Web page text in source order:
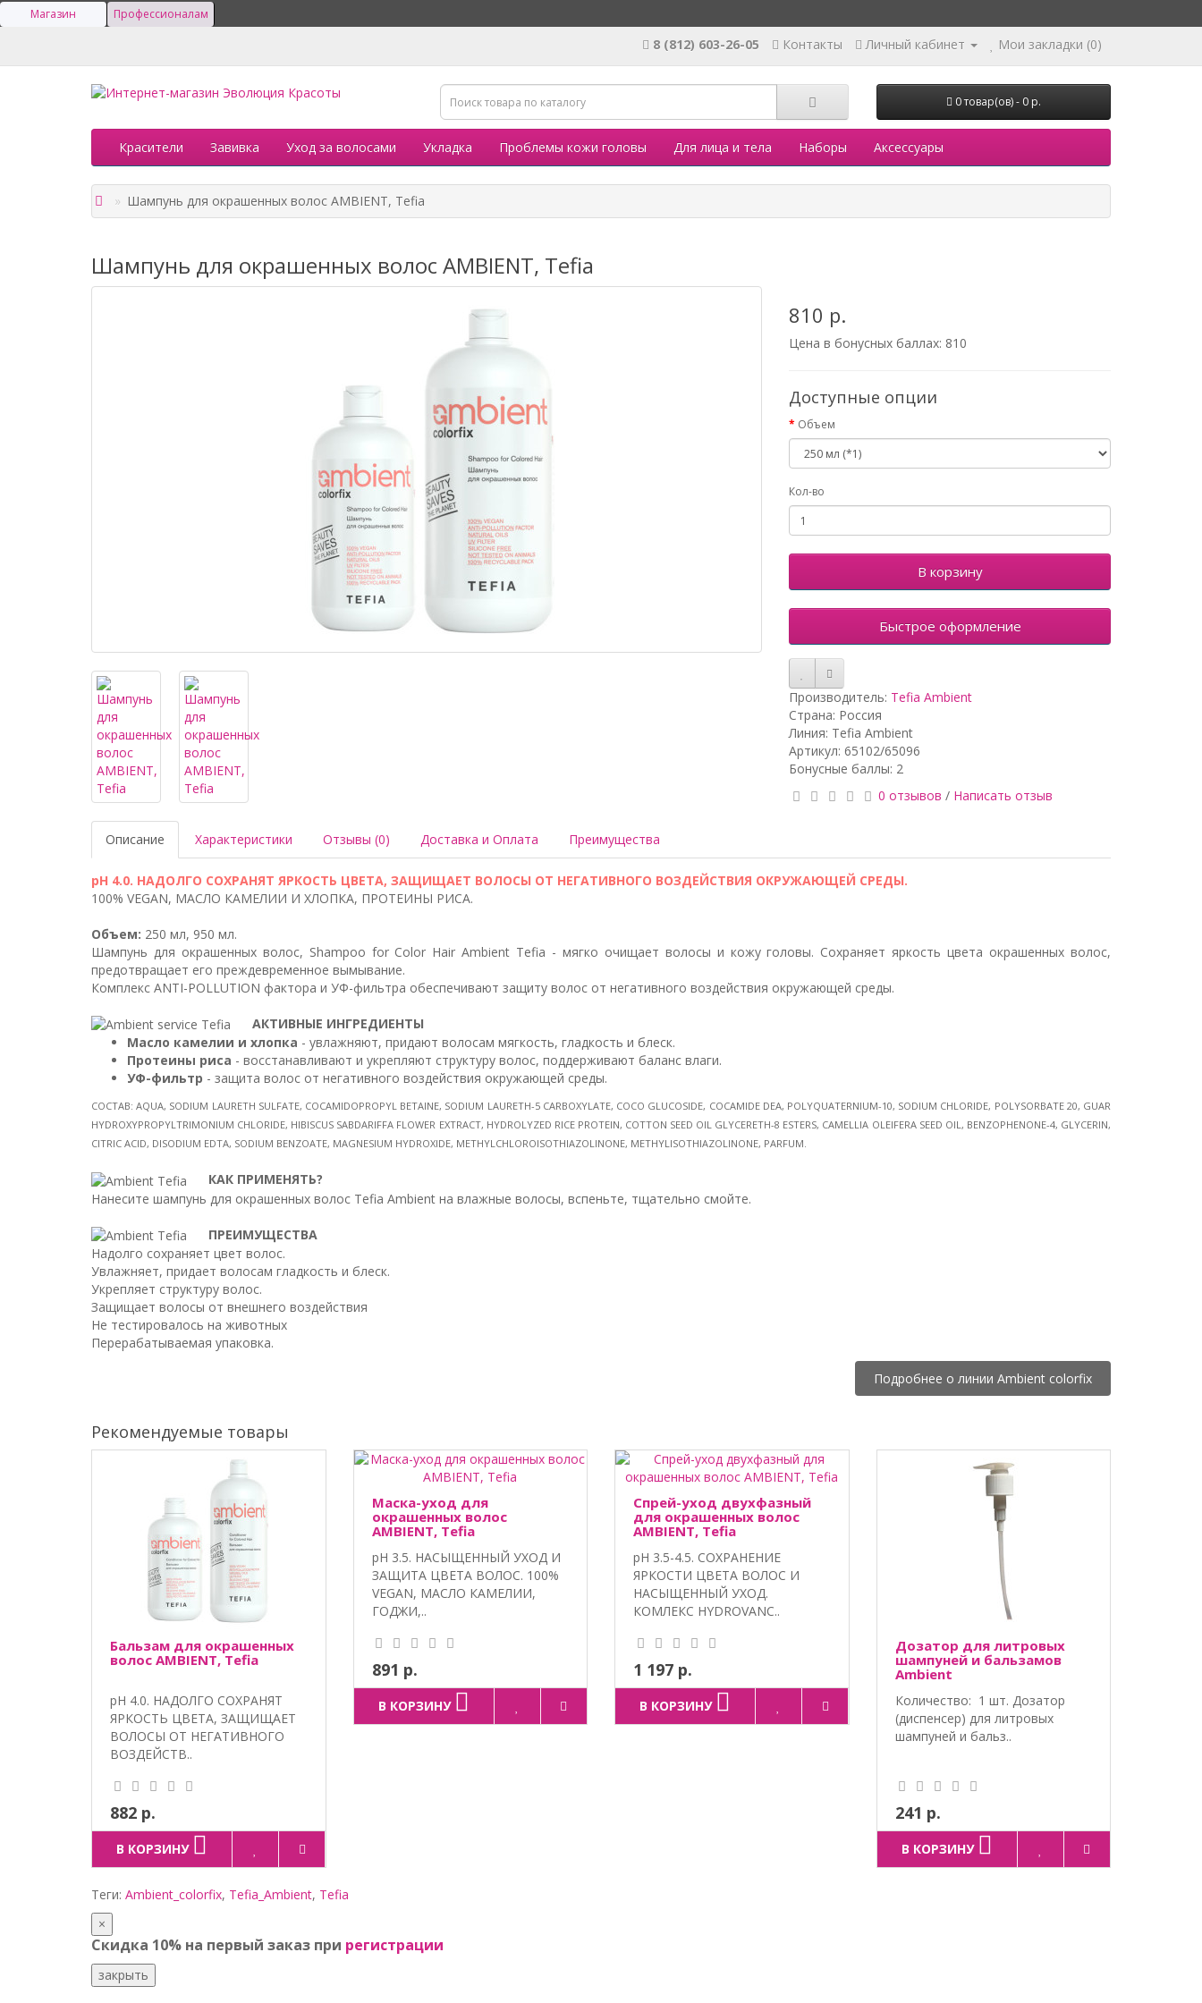
Магазин Профессионалам
8 (812) 603-26-05 Контакты Личный кабинет Мои закладки (0)
0 товар(ов) - 0 р.
Красители Завивка Уход за волосами Укладка Проблемы кожи головы Для лица и тела Наборы Аксессуары
Шампунь для окрашенных волос AMBIENT, Tefia
Шампунь для окрашенных волос AMBIENT, Tefia
810 р.
Цена в бонусных баллах: 810
Доступные опции
Объем
Кол-во
В корзину
Быстрое оформление
Производитель: Tefia Ambient
Страна: Россия
Линия: Tefia Ambient
Артикул: 65102/65096
Бонусные баллы: 2
0 отзывов / Написать отзыв
Описание Характеристики Отзывы (0) Доставка и Оплата Преимущества
pH 4.0. НАДОЛГО СОХРАНЯТ ЯРКОСТЬ ЦВЕТА, ЗАЩИЩАЕТ ВОЛОСЫ ОТ НЕГАТИВНОГО ВОЗДЕЙСТВИЯ ОКРУЖАЮЩЕЙ СРЕДЫ.
100% VEGAN, МАСЛО КАМЕЛИИ И ХЛОПКА, ПРОТЕИНЫ РИСА.
Объем: 250 мл, 950 мл.
Шампунь для окрашенных волос, Shampoo for Color Hair Ambient Tefia - мягко очищает волосы и кожу головы. Сохраняет яркость цвета окрашенных волос,
предотвращает его преждевременное вымывание.
Комплекс ANTI-POLLUTION фактора и УФ-фильтра обеспечивают защиту волос от негативного воздействия окружающей среды.
АКТИВНЫЕ ИНГРЕДИЕНТЫ
Масло камелии и хлопка - увлажняют, придают волосам мягкость, гладкость и блеск.
Протеины риса - восстанавливают и укрепляют структуру волос, поддерживают баланс влаги.
УФ-фильтр - защита волос от негативного воздействия окружающей среды.
СОСТАВ: AQUA, SODIUM LAURETH SULFATE, COCAMIDOPROPYL BETAINE, SODIUM LAURETH-5 CARBOXYLATE, COCO GLUCOSIDE, COCAMIDE DEA, POLYQUATERNIUM-10, SODIUM CHLORIDE, POLYSORBATE 20, GUAR
HYDROXYPROPYLTRIMONIUM CHLORIDE, HIBISCUS SABDARIFFA FLOWER EXTRACT, HYDROLYZED RICE PROTEIN, COTTON SEED OIL GLYCERETH-8 ESTERS, CAMELLIA OLEIFERA SEED OIL, BENZOPHENONE-4, GLYCERIN,
CITRIC ACID, DISODIUM EDTA, SODIUM BENZOATE, MAGNESIUM HYDROXIDE, METHYLCHLOROISOTHIAZOLINONE, METHYLISOTHIAZOLINONE, PARFUM.
КАК ПРИМЕНЯТЬ?
Нанесите шампунь для окрашенных волос Tefia Ambient на влажные волосы, вспеньте, тщательно смойте.
ПРЕИМУЩЕСТВА
Надолго сохраняет цвет волос.
Увлажняет, придает волосам гладкость и блеск.
Укрепляет структуру волос.
Защищает волосы от внешнего воздействия
Не тестировалось на животных
Перерабатываемая упаковка.
Подробнее о линии Ambient colorfix
Рекомендуемые товары
Бальзам для окрашенных
волос AMBIENT, Tefia
pH 4.0. НАДОЛГО СОХРАНЯТ
ЯРКОСТЬ ЦВЕТА, ЗАЩИЩАЕТ
ВОЛОСЫ ОТ НЕГАТИВНОГО
ВОЗДЕЙСТВ..
882 р.
В КОРЗИНУ
Маска-уход для
окрашенных волос
AMBIENT, Tefia
pH 3.5. НАСЫЩЕННЫЙ УХОД И
ЗАЩИТА ЦВЕТА ВОЛОС. 100%
VEGAN, МАСЛО КАМЕЛИИ,
ГОДЖИ,..
891 р.
В КОРЗИНУ
Спрей-уход двухфазный
для окрашенных волос
AMBIENT, Tefia
pH 3.5-4.5. СОХРАНЕНИЕ
ЯРКОСТИ ЦВЕТА ВОЛОС И
НАСЫЩЕННЫЙ УХОД.
КОМЛЕКС HYDROVANC..
1 197 р.
В КОРЗИНУ
Дозатор для литровых
шампуней и бальзамов
Ambient
Количество: 1 шт. Дозатор
(диспенсер) для литровых
шампуней и бальз..
241 р.
В КОРЗИНУ
Теги: Ambient_colorfix, Tefia_Ambient, Tefia
×
Скидка 10% на первый заказ при регистрации
закрыть